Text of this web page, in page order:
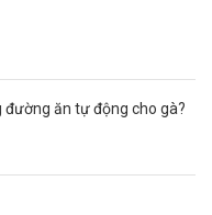
đường ăn tự động cho gà?